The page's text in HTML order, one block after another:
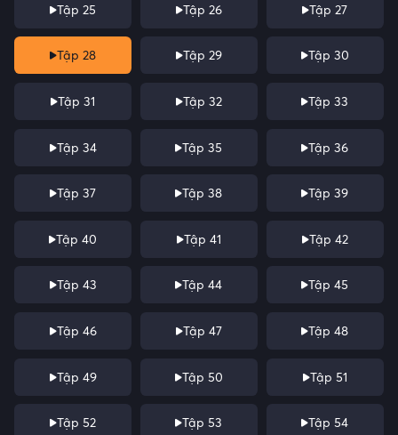
Tập 25 Tập 26 Tập 27
Tập 28 Tập 29 Tập 30
Tập 31 Tập 32 Tập 33
Tập 34 Tập 35 Tập 36
Tập 37 Tập 38 Tập 39
Tập 40 Tập 41 Tập 42
Tập 43 Tập 44 Tập 45
Tập 46 Tập 47 Tập 48
Tập 49 Tập 50 Tập 51
Tập 52 Tập 53 Tập 54